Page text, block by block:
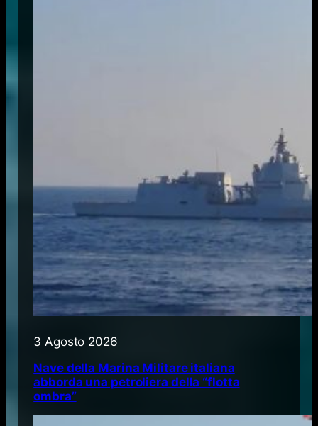
3 Agosto 2026
Nave della Marina Militare italiana
abborda una petroliera della “flotta
ombra”